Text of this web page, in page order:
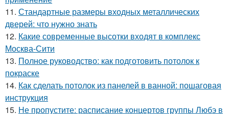
11. Стандартные размеры входных металлических
дверей: что нужно знать
12. Какие современные высотки входят в комплекс
Москва-Сити
13. Полное руководство: как подготовить потолок к
покраске
14. Как сделать потолок из панелей в ванной: пошаговая
инструкция
15. Не пропустите: расписание концертов группы Любэ в